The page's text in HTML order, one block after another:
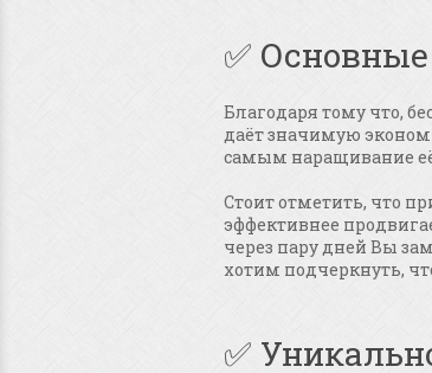
✅
Благодаря тому что,
даёт значимую
самым наращивание
Стоит отметить, что
эффективнее
через пару дней Вы
хотим подчеркнуть,
✅